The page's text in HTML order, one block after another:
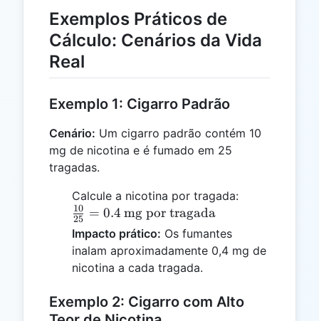
Exemplos Práticos de
Cálculo: Cenários da Vida
Real
Exemplo 1: Cigarro Padrão
Cenário: Um cigarro padrão contém 10
mg de nicotina e é fumado em 25
tragadas.
Calcule a nicotina por tragada:
\text{mg
por
25
10 = 0.4 mg por tragada
Impacto prático: Os fumantes
inalam aproximadamente 0,4 mg de
nicotina a cada tragada.
Exemplo 2: Cigarro com Alto